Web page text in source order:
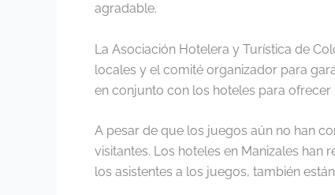
agradable.
La Asociación Hotelera y Turística de
locales y el comité organizador para
en conjunto con los hoteles para
A pesar de que los juegos aún no han
visitantes. Los hoteles en Manizales
los asistentes a los juegos, también